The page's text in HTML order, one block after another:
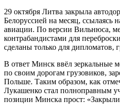
29 октября Литва закрыла
Белоруссией на месяц, ссылаясь
авиации. По версии Вильнюса,
контрабандистами для
сделаны только для
В ответ Минск ввёл зеркальные
по своим дорогам грузовиков,
Польше. Таким образом, как
Лукашенко стал полноправным
позиции Минска прост: